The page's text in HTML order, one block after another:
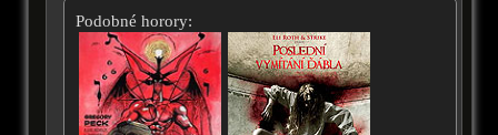
Podobné horory: